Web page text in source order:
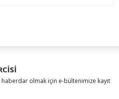
haberdar olmak için e-bültenimize kayıt